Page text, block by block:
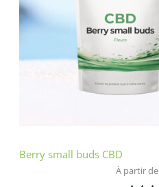
Berry small buds CBD
À partir de